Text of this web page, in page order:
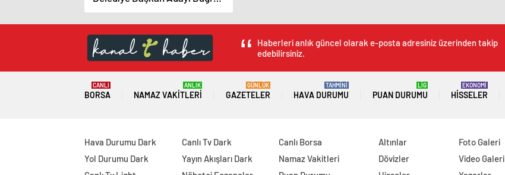
Kavuncu Seçim Çalışmalarına
Başladı
Haberleri anlık güncel olarak e-posta adresiniz üzerinden takip
edebilirsiniz.
BORSA
CANLI
NAMAZ VAKITLERI
ANLIK
GAZETELER
GÜNLÜK
HAVA DURUMU
TAHMİNİ
PUAN DURUMU
LİG
HISSELER
EKONOMİ
Hava Durumu Dark
Yol Durumu Dark
Canlı Tv Dark
Yayın Akışları Dark
Canlı Borsa
Namaz Vakitleri
Altınlar
Dövizler
Foto Galeri
Video Galeri